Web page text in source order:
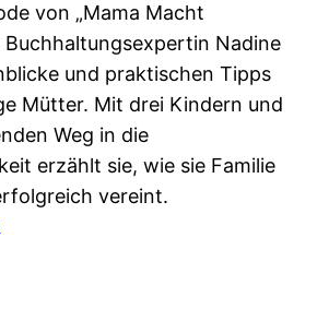
von „Mama Macht
Buchhaltungsexpertin Nadine
und praktischen Tipps
Mütter. Mit drei Kindern und
Weg in die
erzählt sie, wie sie Familie
vereint.